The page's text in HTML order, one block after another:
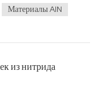
Материалы AlN
из нитрида